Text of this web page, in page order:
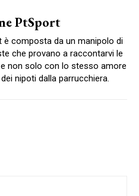
PtSport
è composta da un manipolo di
che provano a raccontarvi le
non solo con lo stesso amore
nipoti dalla parrucchiera.